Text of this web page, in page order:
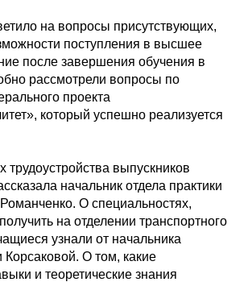
на вопросы присутствующих,
поступления в высшее
после завершения обучения в
рассмотрели вопросы по
проекта
который успешно реализуется
трудоустройства выпускников
начальник отдела практики
О специальностях,
на отделении транспортного
узнали от начальника
О том, какие
и теоретические знания